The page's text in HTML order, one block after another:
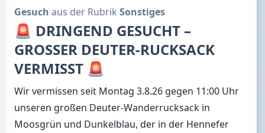
Gesuch aus der Rubrik Sonstiges
🚨 DRINGEND GESUCHT –
GROSSER DEUTER-RUCKSACK
VERMISST 🚨
Wir vermissen seit Montag 3.8.26 gegen 11:00 Uhr
unseren großen Deuter-Wanderrucksack in
Moosgrün und Dunkelblau, der in der Hennefer